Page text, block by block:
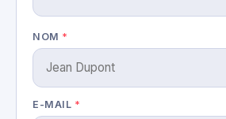
NOM *
E-MAIL *